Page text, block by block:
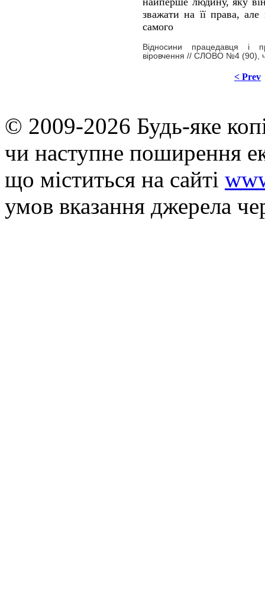
зважати на її права,
самого
Відносини працедавця і
віровчення // СЛОВО №4 (90),
< Prev
© 2009-2026 Будь-яке
чи наступне поширення
що мiститься на сайті
умов вказання джерела